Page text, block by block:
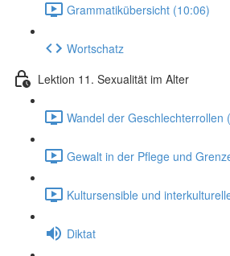
Grammatikübersicht (10:06)
Wortschatz
Lektion 11. Sexualität im Alter
Wandel der Geschlechterrollen
Gewalt in der Pflege und
Kultursensible und
Diktat